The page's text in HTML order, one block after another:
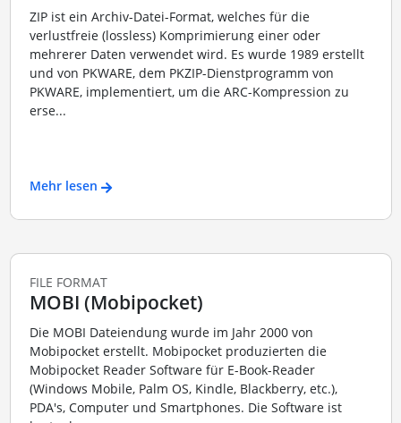
ZIP ist ein Archiv-Datei-Format, welches für die
verlustfreie (lossless) Komprimierung einer oder
mehrerer Daten verwendet wird. Es wurde 1989 erstellt
und von PKWARE, dem PKZIP-Dienstprogramm von
PKWARE, implementiert, um die ARC-Kompression zu
erse...
Mehr lesen
FILE FORMAT
MOBI (Mobipocket)
Die MOBI Dateiendung wurde im Jahr 2000 von
Mobipocket erstellt. Mobipocket produzierten die
Mobipocket Reader Software für E-Book-Reader
(Windows Mobile, Palm OS, Kindle, Blackberry, etc.),
PDA's, Computer und Smartphones. Die Software ist